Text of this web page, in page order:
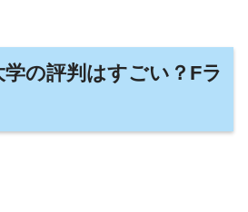
の評判はすごい？Fラ